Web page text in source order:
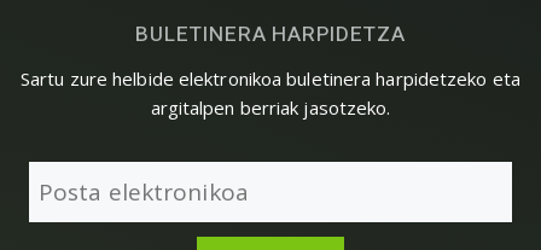
BULETINERA HARPIDETZA
Sartu zure helbide elektronikoa buletinera harpidetzeko eta
argitalpen berriak jasotzeko.